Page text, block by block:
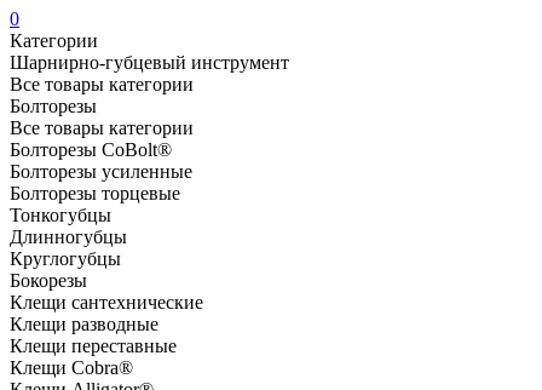
0
Категории
Шарнирно-губцевый инструмент
Все товары категории
Болторезы
Все товары категории
Болторезы CoBolt®
Болторезы усиленные
Болторезы торцевые
Тонкогубцы
Длинногубцы
Круглогубцы
Бокорезы
Клещи сантехнические
Клещи разводные
Клещи переставные
Клещи Cobra®